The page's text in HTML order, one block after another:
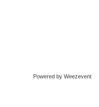
Powered by Weezevent